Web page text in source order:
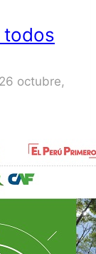
todos
26 octubre,